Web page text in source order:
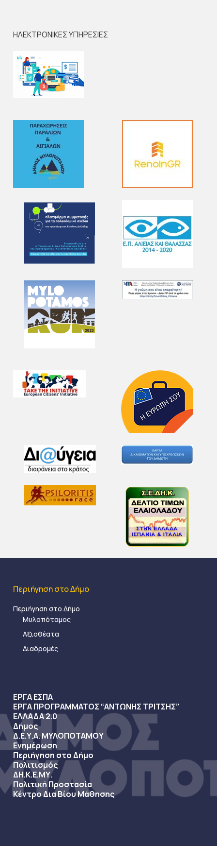
ΗΛΕΚΤΡΟΝΙΚΕΣ ΥΠΗΡΕΣΙΕΣ
Περιήγηση στο Δήμο
Περιήγηση στο Δήμο
Μυλοπόταμος
Αξιοθέατα
Διαδρομές
ΕΡΓΑ ΕΣΠΑ
ΕΡΓΑ ΠΡΟΓΡΑΜΜΑΤΟΣ “ΑΝΤΩΝΗΣ ΤΡΙΤΣΗΣ”
ΕΛΛΑΔΑ 2.0
Δήμος
Δ.Ε.Υ.Α. ΜΥΛΟΠΟΤΑΜΟΥ
Ενημέρωση
Περιήγηση στο Δήμο
Πολιτισμός
ΔΗ.Κ.Ε.ΜΥ.
Πολιτική Προστασία
Κέντρο Δια Βίου Μάθησης